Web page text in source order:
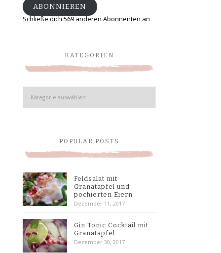
ABONNIEREN
Schließe dich 569 anderen Abonnenten an
KATEGORIEN
Kategorien
POPULAR POSTS
Feldsalat mit
Granatapfel und
pochierten Eiern
Dezember 11, 2017
Gin Tonic Cocktail mit
Granatapfel
Dezember 30, 2017